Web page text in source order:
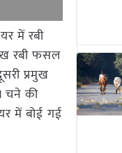
में रबी
रबी फसल
प्रमुख
चने की
में बोई गई